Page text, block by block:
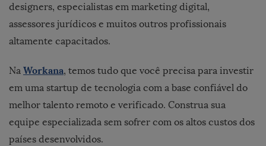
designers, especialistas em marketing digital,
assessores jurídicos e muitos outros profissionais
altamente capacitados.
Na Workana, temos tudo que você precisa para investir
em uma startup de tecnologia com a base confiável do
melhor talento remoto e verificado. Construa sua
equipe especializada sem sofrer com os altos custos dos
países desenvolvidos.